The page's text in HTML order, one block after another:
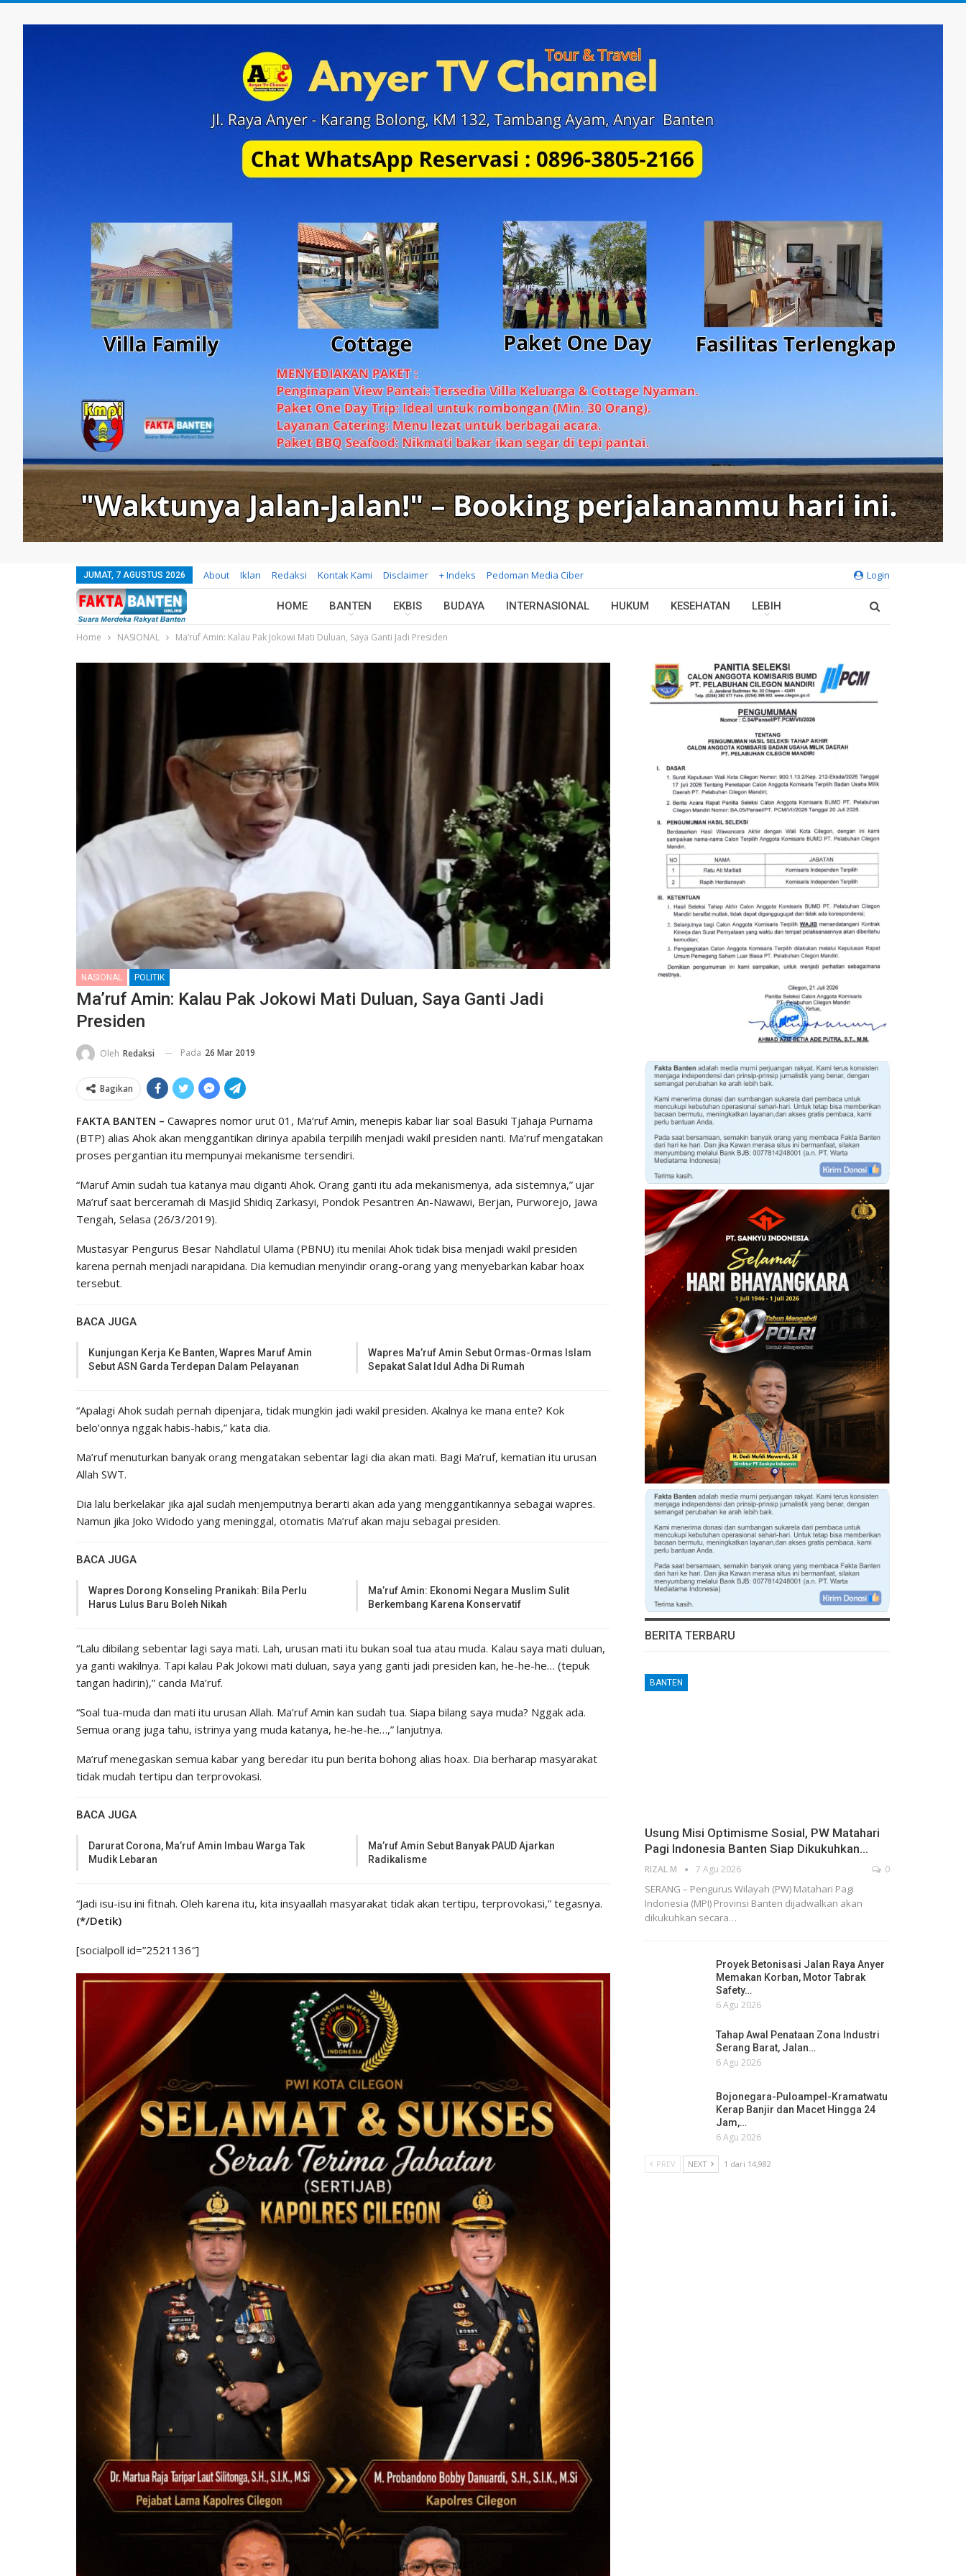
Login
JUMAT, 7 AGUSTUS 2026 About Iklan Redaksi Kontak Kami Disclaimer + Indeks Pedoman Media Ciber
HOME BANTEN EKBIS BUDAYA INTERNASIONAL HUKUM KESEHATAN LEBIH
Home NASIONAL Ma’ruf Amin: Kalau Pak Jokowi Mati Duluan, Saya Ganti Jadi Presiden
NASIONAL POLITIK
Ma’ruf Amin: Kalau Pak Jokowi Mati Duluan, Saya Ganti Jadi
Presiden
Oleh Redaksi Pada 26 Mar 2019
Bagikan
FAKTA BANTEN – Cawapres nomor urut 01, Ma’ruf Amin, menepis kabar liar soal Basuki Tjahaja Purnama
(BTP) alias Ahok akan menggantikan dirinya apabila terpilih menjadi wakil presiden nanti. Ma’ruf mengatakan
proses pergantian itu mempunyai mekanisme tersendiri.
“Maruf Amin sudah tua katanya mau diganti Ahok. Orang ganti itu ada mekanismenya, ada sistemnya,” ujar
Ma’ruf saat berceramah di Masjid Shidiq Zarkasyi, Pondok Pesantren An-Nawawi, Berjan, Purworejo, Jawa
Tengah, Selasa (26/3/2019).
Mustasyar Pengurus Besar Nahdlatul Ulama (PBNU) itu menilai Ahok tidak bisa menjadi wakil presiden
karena pernah menjadi narapidana. Dia kemudian menyindir orang-orang yang menyebarkan kabar hoax
tersebut.
BACA JUGA
Kunjungan Kerja Ke Banten, Wapres Maruf Amin
Sebut ASN Garda Terdepan Dalam Pelayanan
Wapres Ma’ruf Amin Sebut Ormas-Ormas Islam
Sepakat Salat Idul Adha Di Rumah
“Apalagi Ahok sudah pernah dipenjara, tidak mungkin jadi wakil presiden. Akalnya ke mana ente? Kok
belo’onnya nggak habis-habis,” kata dia.
Ma’ruf menuturkan banyak orang mengatakan sebentar lagi dia akan mati. Bagi Ma’ruf, kematian itu urusan
Allah SWT.
Dia lalu berkelakar jika ajal sudah menjemputnya berarti akan ada yang menggantikannya sebagai wapres.
Namun jika Joko Widodo yang meninggal, otomatis Ma’ruf akan maju sebagai presiden.
BACA JUGA
Wapres Dorong Konseling Pranikah: Bila Perlu
Harus Lulus Baru Boleh Nikah
Ma’ruf Amin: Ekonomi Negara Muslim Sulit
Berkembang Karena Konservatif
“Lalu dibilang sebentar lagi saya mati. Lah, urusan mati itu bukan soal tua atau muda. Kalau saya mati duluan,
ya ganti wakilnya. Tapi kalau Pak Jokowi mati duluan, saya yang ganti jadi presiden kan, he-he-he… (tepuk
tangan hadirin),” canda Ma’ruf.
“Soal tua-muda dan mati itu urusan Allah. Ma’ruf Amin kan sudah tua. Siapa bilang saya muda? Nggak ada.
Semua orang juga tahu, istrinya yang muda katanya, he-he-he…,” lanjutnya.
Ma’ruf menegaskan semua kabar yang beredar itu pun berita bohong alias hoax. Dia berharap masyarakat
tidak mudah tertipu dan terprovokasi.
BACA JUGA
Darurat Corona, Ma’ruf Amin Imbau Warga Tak
Mudik Lebaran
Ma’ruf Amin Sebut Banyak PAUD Ajarkan
Radikalisme
“Jadi isu-isu ini fitnah. Oleh karena itu, kita insyaallah masyarakat tidak akan tertipu, terprovokasi,” tegasnya.
(*/Detik)
[socialpoll id=”2521136″]
BERITA TERBARU
BANTEN
Usung Misi Optimisme Sosial, PW Matahari
Pagi Indonesia Banten Siap Dikukuhkan…
RIZAL M 7 Agu 2026 0
SERANG – Pengurus Wilayah (PW) Matahari Pagi
Indonesia (MPI) Provinsi Banten dijadwalkan akan
dikukuhkan secara…
Proyek Betonisasi Jalan Raya Anyer
Memakan Korban, Motor Tabrak
Safety…
6 Agu 2026
Tahap Awal Penataan Zona Industri
Serang Barat, Jalan…
6 Agu 2026
Bojonegara-Puloampel-Kramatwatu
Kerap Banjir dan Macet Hingga 24
Jam,…
6 Agu 2026
PREV NEXT 1 dari 14,982